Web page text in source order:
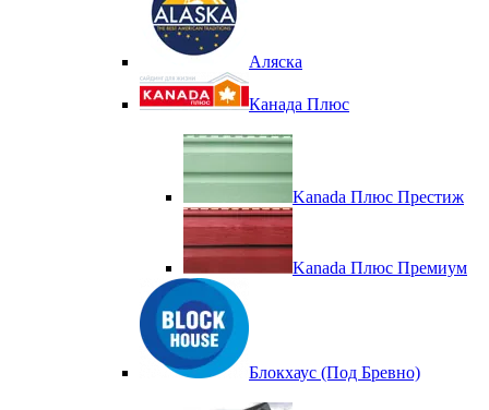
Аляска
Канада Плюс
Kanada Плюс Престиж
Kanada Плюс Премиум
Блокхаус (Под Бревно)